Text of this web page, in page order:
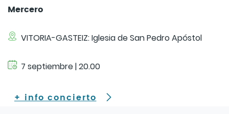
Mercero
VITORIA-GASTEIZ: Iglesia de San Pedro Apóstol
7 septiembre | 20.00
+ info concierto